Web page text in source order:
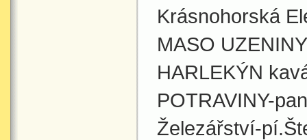
Krásnohorská
MASO
HARLEKÝN
POTRAVINY-
Železářství-